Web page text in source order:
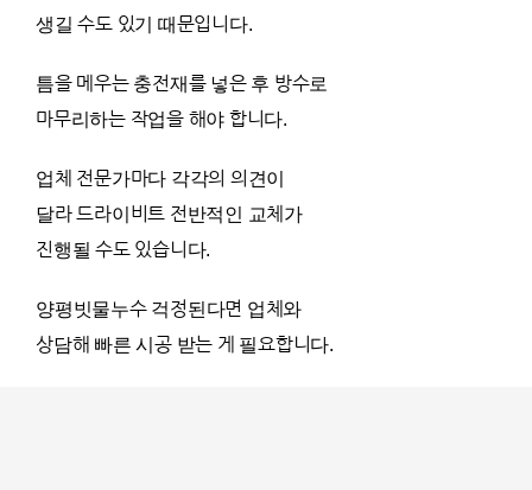
생길 수도 있기 때문입니다.
틈을 메우는 충전재를 넣은 후 방수로
마무리하는 작업을 해야 합니다.
업체 전문가마다 각각의 의견이
달라 드라이비트 전반적인 교체가
진행될 수도 있습니다.
양평빗물누수 걱정된다면 업체와
상담해 빠른 시공 받는 게 필요합니다.